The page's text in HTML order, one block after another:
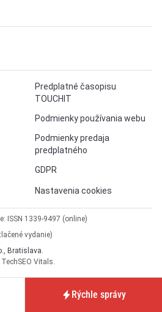
Predplatné časopisu
TOUCHIT
Podmienky používania webu
Podmienky predaja
predplatného
GDPR
Nastavenia cookies
ISSN 1339-9497 (online)
vydanie)
Bratislava.
TechSEO Vitals.
Rýchle správy